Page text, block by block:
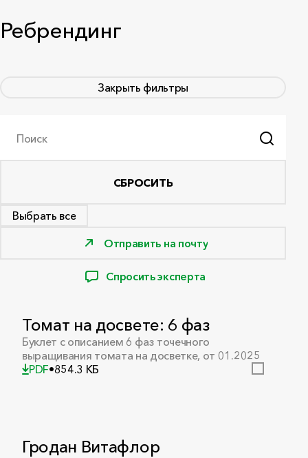
Ребрендинг
Выбрать все
Отправить на почту
Спросить эксперта
Закрыть фильтры
Поиск
СБРОСИТЬ
Томат на досвете: 6 фаз
Буклет с описанием 6 фаз точечного
выращивания томата на досветке, от 01.2025
PDF•854.3 КБ
Гродан Витафлор